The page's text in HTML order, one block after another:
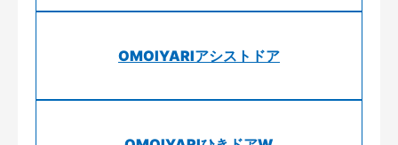
OMOIYARIアシストドア